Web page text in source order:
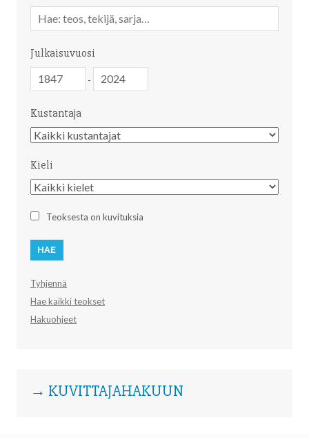
sanahaku
Julkaisuvuosi
-
Kustantaja
Kustantaja
Kieli
Kieli
Teoksesta on kuvituksia
Tyhjennä
Hae kaikki teokset
Hakuohjeet
→ KUVITTAJAHAKUUN